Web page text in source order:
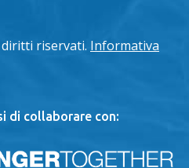
riservati. Informativa
di collaborare con: